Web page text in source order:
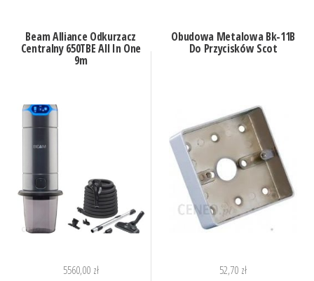
Beam Alliance Odkurzacz
Centralny 650TBE All In One
9m
5560,00 zł
Obudowa Metalowa Bk-11B
Do Przycisków Scot
52,70 zł